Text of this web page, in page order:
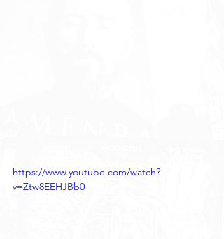
https://www.youtube.com/watch?
v=Ztw8EEHJBb0